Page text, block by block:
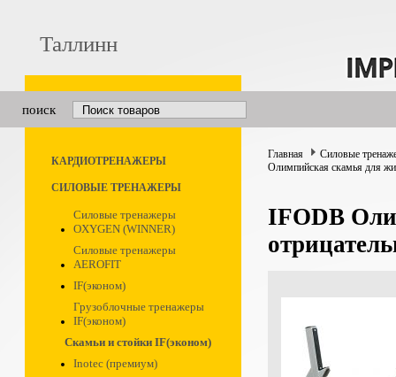
Таллинн
поиск
КАРДИОТРЕНАЖЕРЫ
СИЛОВЫЕ ТРЕНАЖЕРЫ
Силовые тренажеры
OXYGEN (WINNER)
Силовые тренажеры
AEROFIT
IF(эконом)
Грузоблочные тренажеры
IF(эконом)
Скамьи и стойки IF(эконом)
Inotec (премиум)
Главная
Силовые
Олимпийская скамья для
IFODB